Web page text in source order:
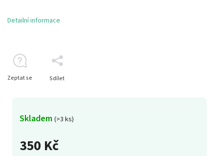
350 Kč
Skladem (>3 ks)
Detailní informace
Zeptat se Sdílet